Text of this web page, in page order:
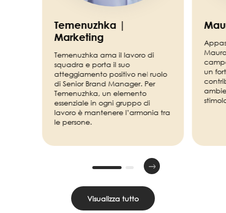
Temenuzhka |
Marketing
Temenuzhka ama il lavoro di
squadra e porta il suo
atteggiamento positivo nel ruolo
di Senior Brand Manager. Per
Temenuzhka, un elemento
essenziale in ogni gruppo di
lavoro è mantenere l’armonia tra
le persone.
un
Visualizza tutto